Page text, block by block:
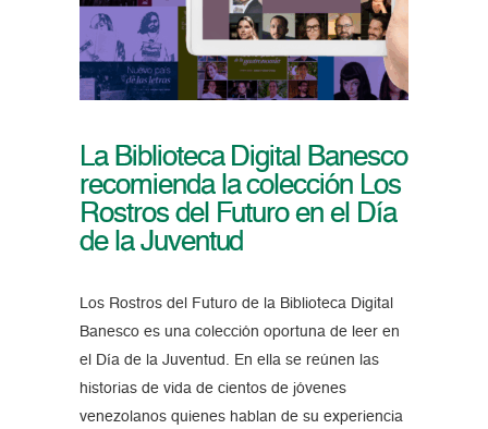
La Biblioteca Digital Banesco
recomienda la colección Los
Rostros del Futuro en el Día
de la Juventud
Los Rostros del Futuro de la Biblioteca Digital
Banesco es una colección oportuna de leer en
el Día de la Juventud. En ella se reúnen las
historias de vida de cientos de jóvenes
venezolanos quienes hablan de su experiencia